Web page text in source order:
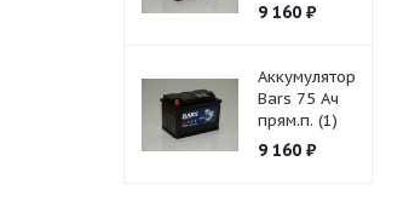
9 160₽
Аккумулятор
Bars 75 Ач
прям.п. (1)
9 160₽